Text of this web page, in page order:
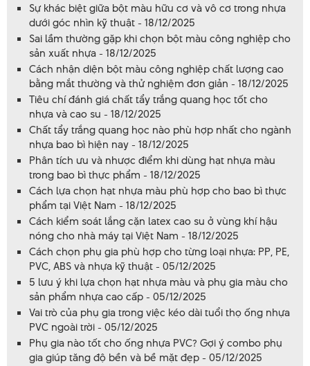
Sự khác biệt giữa bột màu hữu cơ và vô cơ trong nhựa
dưới góc nhìn kỹ thuật - 18/12/2025
Sai lầm thường gặp khi chọn bột màu công nghiệp cho
sản xuất nhựa - 18/12/2025
Cách nhận diện bột màu công nghiệp chất lượng cao
bằng mắt thường và thử nghiệm đơn giản - 18/12/2025
Tiêu chí đánh giá chất tẩy trắng quang học tốt cho
nhựa và cao su - 18/12/2025
Chất tẩy trắng quang học nào phù hợp nhất cho ngành
nhựa bao bì hiện nay - 18/12/2025
Phân tích ưu và nhược điểm khi dùng hạt nhựa màu
trong bao bì thực phẩm - 18/12/2025
Cách lựa chọn hạt nhựa màu phù hợp cho bao bì thực
phẩm tại Việt Nam - 18/12/2025
Cách kiểm soát lắng cặn latex cao su ở vùng khí hậu
nóng cho nhà máy tại Việt Nam - 18/12/2025
Cách chọn phụ gia phù hợp cho từng loại nhựa: PP, PE,
PVC, ABS và nhựa kỹ thuật - 05/12/2025
5 lưu ý khi lựa chọn hạt nhựa màu và phụ gia màu cho
sản phẩm nhựa cao cấp - 05/12/2025
Vai trò của phụ gia trong việc kéo dài tuổi thọ ống nhựa
PVC ngoài trời - 05/12/2025
Phụ gia nào tốt cho ống nhựa PVC? Gợi ý combo phụ
gia giúp tăng độ bền và bề mặt đẹp - 05/12/2025